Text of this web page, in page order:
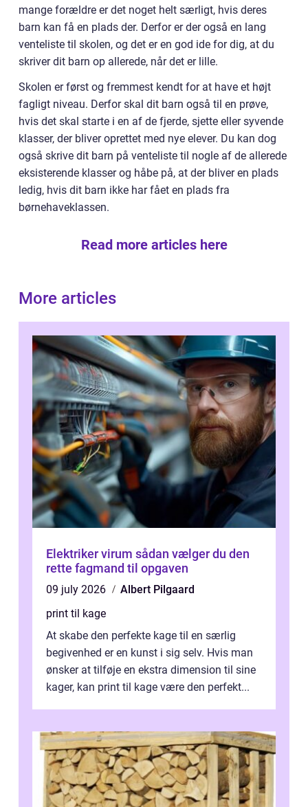
mange forældre er det noget helt særligt, hvis deres
barn kan få en plads der. Derfor er der også en lang
venteliste til skolen, og det er en god ide for dig, at du
skriver dit barn op allerede, når det er lille.
Skolen er først og fremmest kendt for at have et højt
fagligt niveau. Derfor skal dit barn også til en prøve,
hvis det skal starte i en af de fjerde, sjette eller syvende
klasser, der bliver oprettet med nye elever. Du kan dog
også skrive dit barn på venteliste til nogle af de allerede
eksisterende klasser og håbe på, at der bliver en plads
ledig, hvis dit barn ikke har fået en plads fra
børnehaveklassen.
Read more articles here
More articles
Elektriker virum sådan vælger du den
rette fagmand til opgaven
09 july 2026
Albert Pilgaard
print til kage
At skabe den perfekte kage til en særlig
begivenhed er en kunst i sig selv. Hvis man
ønsker at tilføje en ekstra dimension til sine
kager, kan print til kage være den perfekt...